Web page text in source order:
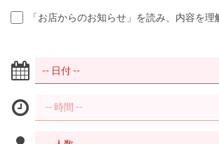
「お店からのお知らせ」を読み、内容を理